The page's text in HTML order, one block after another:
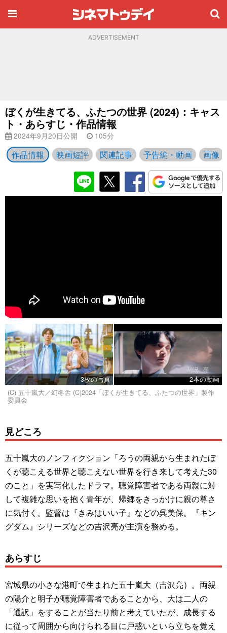
ADVERTISEMENT
ぼくが生きてる、ふたつの世界 (2024)：キャス
ト・あらすじ・作品情報
2024年9月20日公開 105分
作品情報 映画短評 関連記事 予告編・動画 画像
3枚の写真
2本の動画
(C) 五十嵐大／幻冬舎 (C)2024「ぼくが生きてる、ふたつの世界」製作
委員会
見どころ
五十嵐大のノンフィクション「ろうの両親から生まれたぼ
くが聴こえる世界と聴こえない世界を行き来して考えた30
のこと」を実写化したドラマ。聴覚障害者である両親に対
して複雑な思いを抱く青年が、帰郷をきっかけに親の尊さ
に気付く。監督は『きみはいい子』などの呉美保。『キン
グダム』シリーズなどの吉沢亮が主演を務める。
あらすじ
宮城県の小さな港町で生まれた五十嵐大（吉沢亮）。両親
の陽介と明子が聴覚障害者であることから、大は二人の
「通訳」をすることが当たり前と考えていたが、成長する
に従って周囲から向けられる目に戸惑いといら立ちを覚え